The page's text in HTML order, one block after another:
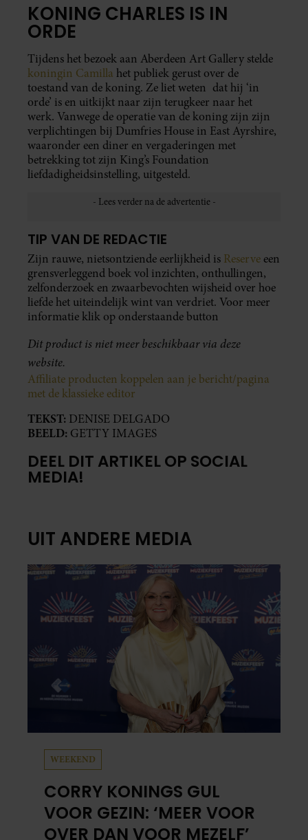
KONING CHARLES IS IN
ORDE
Tijdens het bezoek aan Aberdeen Art Gallery stelde
koningin Camilla het publiek gerust over de
toestand van de koning. Ze liet weten dat hij ‘in
orde’ is en uitkijkt naar zijn terugkeer naar het
werk. Vanwege de operatie van de koning zijn zijn
verplichtingen bij Dumfries House in East Ayrshire,
waaronder een diner en vergaderingen met
betrekking tot zijn King’s Foundation
liefdadigheidsinstelling, uitgesteld.
TIP VAN DE REDACTIE
Zijn rauwe, nietsontziende eerlijkheid is Reserve een
grensverleggend boek vol inzichten, onthullingen,
zelfonderzoek en zwaarbevochten wijsheid over hoe
liefde het uiteindelijk wint van verdriet. Voor meer
informatie klik op onderstaande button
Dit product is niet meer beschikbaar via deze
website.
Affiliate producten koppelen aan je bericht/pagina
met de klassieke editor
TEKST: DENISE DELGADO
BEELD: GETTY IMAGES
DEEL DIT ARTIKEL OP SOCIAL
MEDIA!
UIT ANDERE MEDIA
WEEKEND
CORRY KONINGS GUL
VOOR GEZIN: ‘MEER VOOR
OVER DAN VOOR MEZELF’